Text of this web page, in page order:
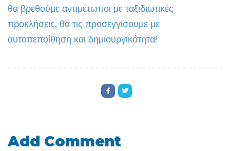
θα βρεθούμε αντιμέτωποι με ταξιδιωτικές
προκλήσεις, θα τις προσεγγίσουμε με
αυτοπεποίθηση και δημιουργικότητα!
Add Comment